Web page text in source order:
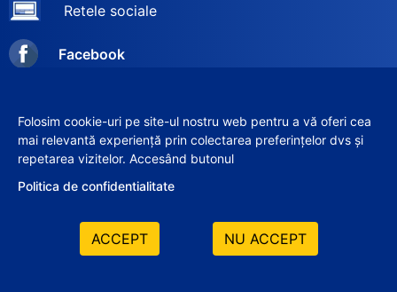
Retele sociale
Facebook
© 2012–2026 SRL «VERIX-GRUP»
Folosim cookie-uri pe site-ul nostru web pentru a vă oferi cea
mai relevantă experiență prin colectarea preferințelor dvs și
repetarea vizitelor. Accesând butonul
Politica de confidentialitate
ACCEPT NU ACCEPT